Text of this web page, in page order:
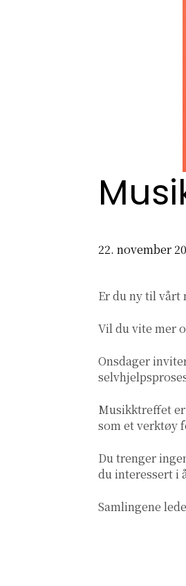
22. november
Er du ny til vårt
Vil du vite mer
Onsdager
Musikktreffet
som et verktøy
Du trenger
du interessert i
Samlingene